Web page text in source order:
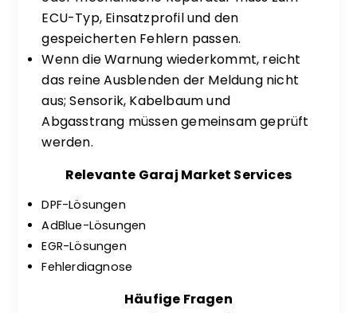
ECU-Typ, Einsatzprofil und den
gespeicherten Fehlern passen.
Wenn die Warnung wiederkommt, reicht
das reine Ausblenden der Meldung nicht
aus; Sensorik, Kabelbaum und
Abgasstrang müssen gemeinsam geprüft
werden.
Relevante Garaj Market Services
DPF-Lösungen
AdBlue-Lösungen
EGR-Lösungen
Fehlerdiagnose
Häufige Fragen